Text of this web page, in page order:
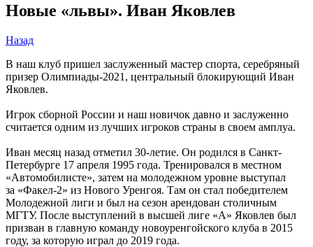
Новые «львы». Иван Яковлев
Назад
В наш клуб пришел заслуженный мастер спорта, серебряный
призер Олимпиады-2021, центральный блокирующий Иван
Яковлев.
Игрок сборной России и наш новичок давно и заслуженно
считается одним из лучших игроков страны в своем амплуа.
Иван месяц назад отметил 30-летие. Он родился в Санкт-
Петербурге 17 апреля 1995 года. Тренировался в местном
«Автомобилисте», затем на молодежном уровне выступал
за «Факел-2» из Нового Уренгоя. Там он стал победителем
Молодежной лиги и был на сезон арендован столичным
МГТУ. После выступлений в высшей лиге «А» Яковлев был
призван в главную команду новоуренгойского клуба в 2015
году, за которую играл до 2019 года.